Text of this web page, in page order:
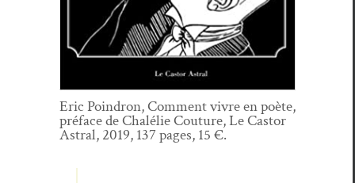
Eric Poindron, Com­ment vivre en poète,
pré­face de Chalélie Cou­ture, Le Cas­tor
Astral, 2019, 137 pages, 15 €.